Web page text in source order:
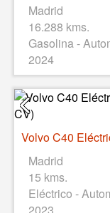
Madrid
16.288 kms.
Gasolina -
2024
Madrid
15 kms.
Eléctrico -